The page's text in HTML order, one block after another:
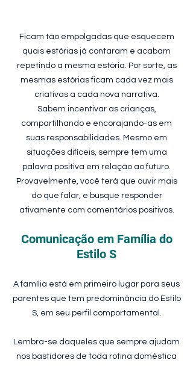
Ficam tão empolgadas que esquecem
quais estórias já contaram e acabam
repetindo a mesma estória. Por sorte, as
mesmas estórias ficam cada vez mais
criativas a cada nova narrativa.
Sabem incentivar as crianças,
compartilhando e encorajando-as em
suas responsabilidades. Mesmo em
situações difíceis, sempre tem uma
palavra positiva em relação ao futuro.
Provavelmente, você terá que ouvir mais
do que falar, e busque responder
ativamente com comentários positivos.
Comunicação em Família do
Estilo S
A família está em primeiro lugar para seus
parentes que tem predominância do Estilo
S, em seu perfil comportamental.
Lembra-se daqueles que sempre ajudam
nos bastidores de toda rotina doméstica